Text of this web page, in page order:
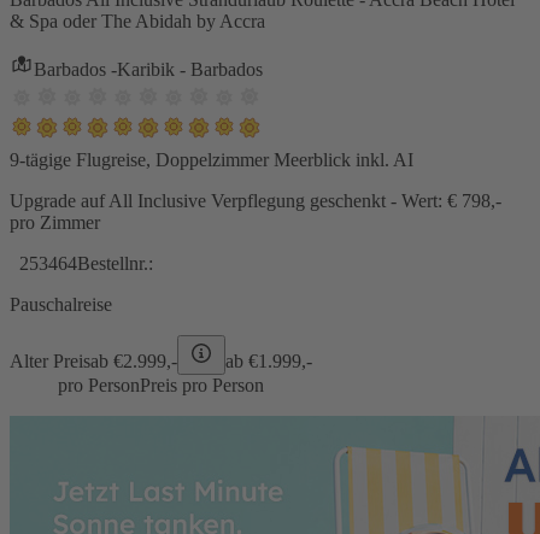
& Spa oder The Abidah by Accra
Barbados -Karibik - Barbados
9-tägige Flugreise, Doppelzimmer Meerblick inkl. AI
Upgrade auf All Inclusive Verpflegung geschenkt - Wert: € 798,-
pro Zimmer
253464Bestellnr.:
Pauschalreise
Alter Preisab €2.999,- ab €1.999,-
pro PersonPreis pro Person